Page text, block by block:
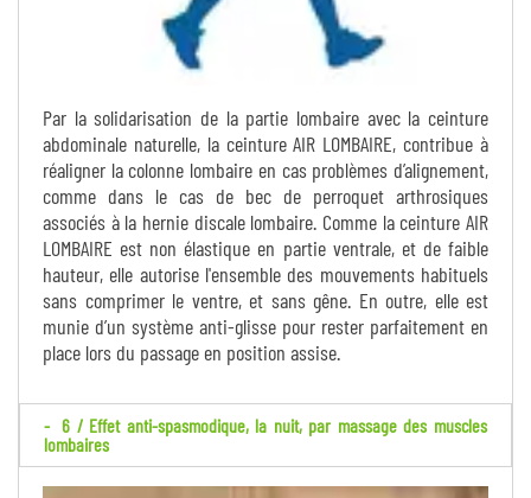
Par la solidarisation de la partie lombaire avec la ceinture
abdominale naturelle, la ceinture AIR LOMBAIRE, contribue à
réaligner la colonne lombaire en cas problèmes d’alignement,
comme dans le cas de bec de perroquet arthrosiques
associés à la hernie discale lombaire. Comme la ceinture AIR
LOMBAIRE est non élastique en partie ventrale, et de faible
hauteur, elle autorise l'ensemble des mouvements habituels
sans comprimer le ventre, et sans gêne. En outre, elle est
munie d’un système anti-glisse pour rester parfaitement en
place lors du passage en position assise.
6 / Effet anti-spasmodique, la nuit, par massage des muscles
lombaires